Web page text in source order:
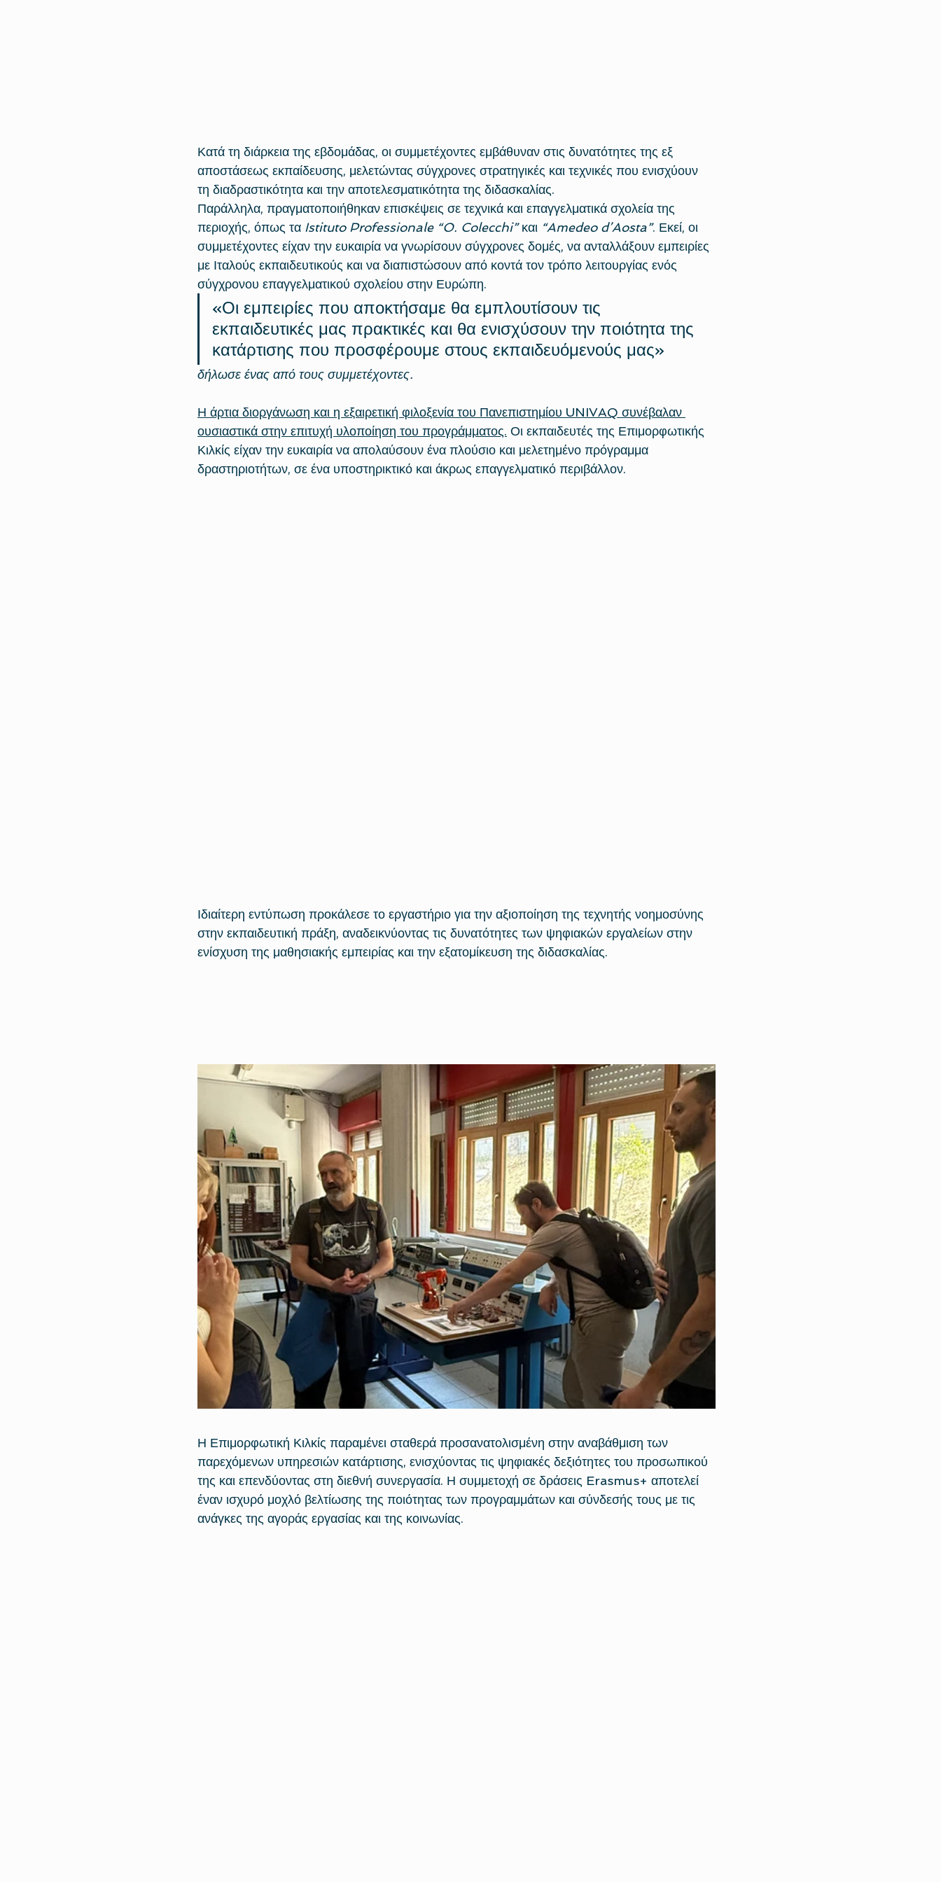
Κατά τη διάρκεια της εβδομάδας, οι συμμετέχοντες εμβάθυναν στις δυνατότητες της εξ
αποστάσεως εκπαίδευσης, μελετώντας σύγχρονες στρατηγικές και τεχνικές που ενισχύουν
τη διαδραστικότητα και την αποτελεσματικότητα της διδασκαλίας.
Παράλληλα, πραγματοποιήθηκαν επισκέψεις σε τεχνικά και επαγγελματικά σχολεία της
περιοχής, όπως τα Istituto Professionale “O. Colecchi” και “Amedeo d’Aosta”. Εκεί, οι
συμμετέχοντες είχαν την ευκαιρία να γνωρίσουν σύγχρονες δομές, να ανταλλάξουν εμπειρίες
με Ιταλούς εκπαιδευτικούς και να διαπιστώσουν από κοντά τον τρόπο λειτουργίας ενός
σύγχρονου επαγγελματικού σχολείου στην Ευρώπη.
«Οι εμπειρίες που αποκτήσαμε θα εμπλουτίσουν τις
εκπαιδευτικές μας πρακτικές και θα ενισχύσουν την ποιότητα της
κατάρτισης που προσφέρουμε στους εκπαιδευόμενούς μας»
δήλωσε ένας από τους συμμετέχοντες.
Η άρτια διοργάνωση και η εξαιρετική φιλοξενία του Πανεπιστημίου UNIVAQ συνέβαλαν
ουσιαστικά στην επιτυχή υλοποίηση του προγράμματος. Οι εκπαιδευτές της Επιμορφωτικής
Κιλκίς είχαν την ευκαιρία να απολαύσουν ένα πλούσιο και μελετημένο πρόγραμμα
δραστηριοτήτων, σε ένα υποστηρικτικό και άκρως επαγγελματικό περιβάλλον.
Ιδιαίτερη εντύπωση προκάλεσε το εργαστήριο για την αξιοποίηση της τεχνητής νοημοσύνης
στην εκπαιδευτική πράξη, αναδεικνύοντας τις δυνατότητες των ψηφιακών εργαλείων στην
ενίσχυση της μαθησιακής εμπειρίας και την εξατομίκευση της διδασκαλίας.
Η Επιμορφωτική Κιλκίς παραμένει σταθερά προσανατολισμένη στην αναβάθμιση των
παρεχόμενων υπηρεσιών κατάρτισης, ενισχύοντας τις ψηφιακές δεξιότητες του προσωπικού
της και επενδύοντας στη διεθνή συνεργασία. Η συμμετοχή σε δράσεις Erasmus+ αποτελεί
έναν ισχυρό μοχλό βελτίωσης της ποιότητας των προγραμμάτων και σύνδεσής τους με τις
ανάγκες της αγοράς εργασίας και της κοινωνίας.